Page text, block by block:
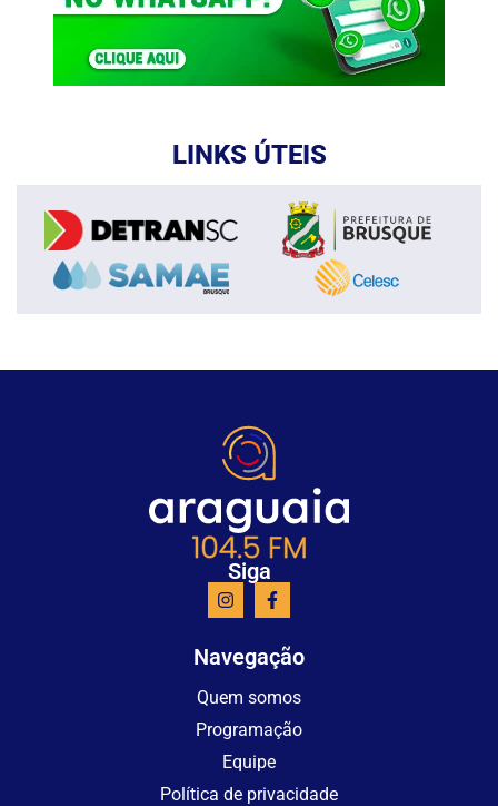
LINKS ÚTEIS
Siga
Navegação
Quem somos
Programação
Equipe
Política de privacidade